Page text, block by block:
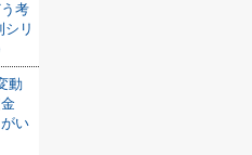
考
シリ
動
い